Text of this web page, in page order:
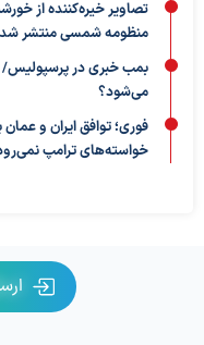
تصاویر خیره‌کننده از
منظومه شمسی منتشر شد
بمب خبری در
می‌شود؟
فوری؛ توافق ایران و
خواسته‌های ترامپ